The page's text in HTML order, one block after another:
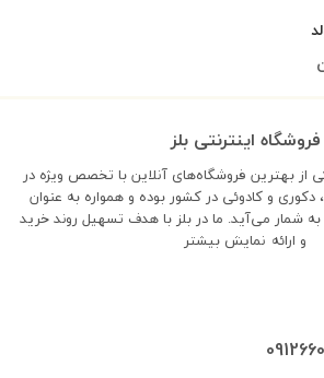
فروشگاه اینترنتی بلز
از بهترین فروشگاه‌های آنلاین با تخصص ویژه در
و کادوئی در کشور بوده و همواره به عنوان
به شمار می‌آید. ما در بلز با هدف تسهیل روند خرید
و ارائه نمایش بیشتر